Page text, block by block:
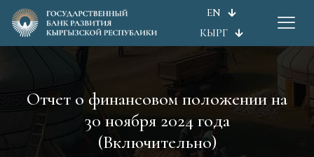
EN
КЫРГ
Отчет о финансовом положении на
30 ноября 2024 года
(Включительно)